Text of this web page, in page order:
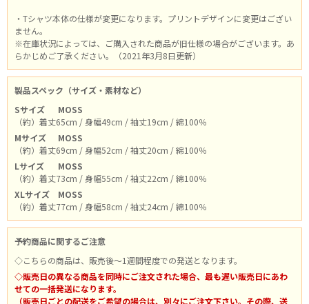
・Tシャツ本体の仕様が変更になります。プリントデザインに変更はござい
ません。
※在庫状況によっては、ご購入された商品が旧仕様の場合がございます。あ
らかじめご了承ください。（2021年3月8日更新）
製品スペック（サイズ・素材など）
Sサイズ
MOSS
（約）着丈65cm / 身幅49cm / 袖丈19cm / 綿100％
Mサイズ
MOSS
（約）着丈69cm / 身幅52cm / 袖丈20cm / 綿100％
Lサイズ
MOSS
（約）着丈73cm / 身幅55cm / 袖丈22cm / 綿100％
XLサイズ
MOSS
（約）着丈77cm / 身幅58cm / 袖丈24cm / 綿100％
予約商品に関するご注意
◇こちらの商品は、販売後～1週間程度での発送となります。
◇販売日の異なる商品を同時にご注文された場合、最も遅い販売日にあわ
せての一括発送になります。
（販売日ごとの配送をご希望の場合は、別々にご注文下さい。その際、送